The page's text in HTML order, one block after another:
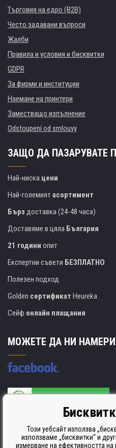
Търговия на едро (B2B)
Често задавани въпроси
Жалби
Правила и условия и бисквитки
GDPR
За фирми и институции
Наемане на принтери
Заместващо изпълнение
Odstoupení od smlouvy
ЗАЩО ДА ПАЗАРУВАТЕ
Най-ниска цени
Най-големиятасортимент
Бърз доставка (24-48 часа)
Доставяме в цяла България
21 години опит
Експертни съвети БЕЗПЛАТНО
Полезен подход
Golden сертификат Heureka
Сейф онлайн плащания
МОЖЕТЕ ДА НИ
Производителят на касети е
ISO 9001. ISO 14001 и STMC.
Този уебсайт използва
използваме „бисквитки“ и
измерване на ефективността